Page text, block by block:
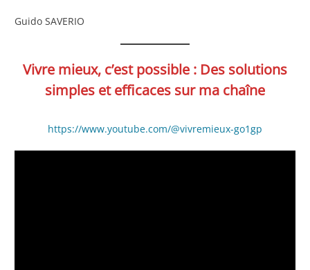
Guido SAVERIO
Vivre mieux, c’est possible : Des solutions
simples et efficaces sur ma chaîne
https://www.youtube.com/@vivremieux-go1gp